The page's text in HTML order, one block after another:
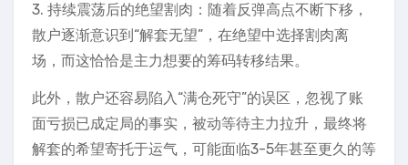
3. 持续震荡后的绝望割肉：随着反弹高点不断下移，
散户逐渐意识到“解套无望”，在绝望中选择割肉离
场，而这恰恰是主力想要的筹码转移结果。
此外，散户还容易陷入“满仓死守”的误区，忽视了账
面亏损已成定局的事实，被动等待主力拉升，最终将
解套的希望寄托于运气，可能面临3-5年甚至更久的等